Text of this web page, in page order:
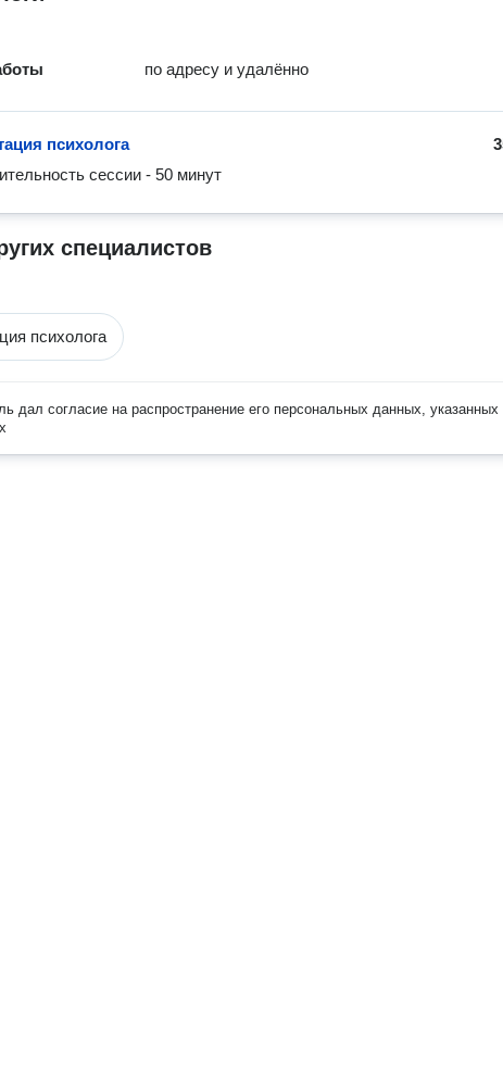
по адресу и удалённо
психолога
сессии - 50 минут
специалистов
психолога
дал согласие на распространение его персональных данных, указанных